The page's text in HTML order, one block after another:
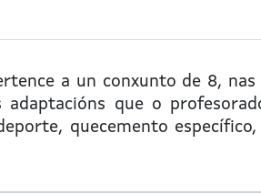
a un conxunto de 8,
adaptacións que o
quecemento